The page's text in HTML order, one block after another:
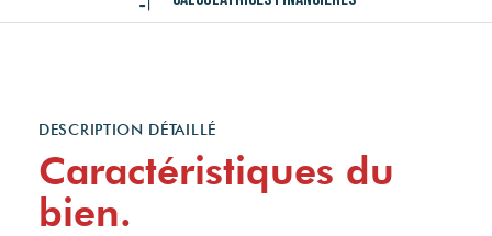
DESCRIPTION DÉTAILLÉ
Caractéristiques du
bien.